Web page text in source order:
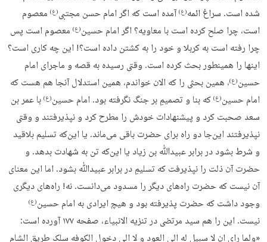
شده است. سراغ ائمه(ع)آمده است که اگر امام حسن مجتبی(ع) معصوم
است، چرا صلح کرده است با معاویه؟ اگر امام حسین(ع) معصوم است پس
چرا رفته است به کربلا و خود را به کشتن داده است؟! این چه کاری است؟
اینها را همینطور بحث کرده است. وقتی رسیده به قصه و ماجرای امام
حسین(ع)، همین بحثی را که الان خواندم، همین استدلال آنجا هم هست که
امام حسین(ع) که بنا و تصمیمِ بر جنگ نگرفته بود. امام حسین(ع) با عمر بن
سعد صحبت کرد و پیشنهادات خودش را مطرح کرد و نپذیرفتند و وقتی
نپذیرفتند این‌جا دو راه برای حضرت باقی می‌ماند. یا این‌که تسلیم بلاقید
و شرط بشود در برابر عبیدﷲ بن زیاد یا این‌که تن به شهادت بدهد. و
حضرت آن ذلت را نپذیرفت که تسلیمِ در برابر عبیدﷲ بشود. اما این معنای
آن نیست که حضرت راه‌های دیگر را مسدود می‌دانست. نه! راه‌های دیگری
وجود داشت که حضرت پذیرفته بود و هیچ ایرادی به امام حسین(ع)
نیست. این را هم سید مرتضی در تنزیه الانبیاء، صفحه ۱۷۷ آورده است:
«ولما رای ان لا سبیل له الی العود و لا الی دخول الکوفه سلک طریق الشام